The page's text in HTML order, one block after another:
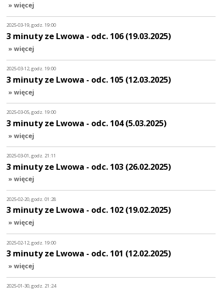
» więcej
2025-03-19, godz. 19:00
3 minuty ze Lwowa - odc. 106 (19.03.2025)
» więcej
2025-03-12, godz. 19:00
3 minuty ze Lwowa - odc. 105 (12.03.2025)
» więcej
2025-03-05, godz. 19:00
3 minuty ze Lwowa - odc. 104 (5.03.2025)
» więcej
2025-03-01, godz. 21:11
3 minuty ze Lwowa - odc. 103 (26.02.2025)
» więcej
2025-02-20, godz. 01:28
3 minuty ze Lwowa - odc. 102 (19.02.2025)
» więcej
2025-02-12, godz. 19:00
3 minuty ze Lwowa - odc. 101 (12.02.2025)
» więcej
2025-01-30, godz. 21:24